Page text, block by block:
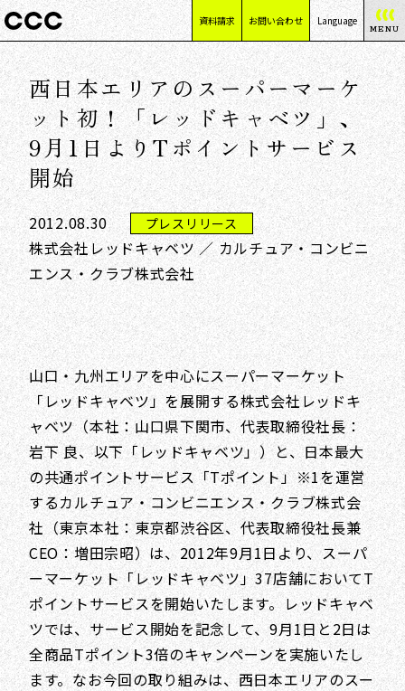
資料請求 お問い合わせ Language
日本語
English
简体中文
繁體中文
MENU
西日本エリアのスーパーマーケ
ット初！「レッドキャベツ」、
9月1日よりTポイントサービス
開始
2012.08.30 プレスリリース
株式会社レッドキャベツ ／ カルチュア・コンビニ
エンス・クラブ株式会社
山口・九州エリアを中心にスーパーマーケット
「レッドキャベツ」を展開する株式会社レッドキ
ャベツ（本社：山口県下関市、代表取締役社長：
岩下 良、以下「レッドキャベツ」）と、日本最大
の共通ポイントサービス「Tポイント」※1を運営
するカルチュア・コンビニエンス・クラブ株式会
社（東京本社：東京都渋谷区、代表取締役社長兼
CEO：増田宗昭）は、2012年9月1日より、スーパ
ーマーケット「レッドキャベツ」37店舗においてT
ポイントサービスを開始いたします。レッドキャベ
ツでは、サービス開始を記念して、9月1日と2日は
全商品Tポイント3倍のキャンペーンを実施いたし
ます。なお今回の取り組みは、西日本エリアのスー